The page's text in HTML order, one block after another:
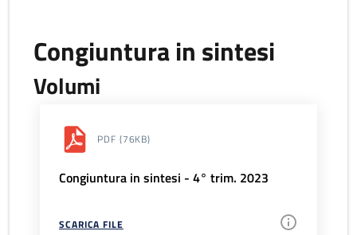
Congiuntura in sintesi
Volumi
PDF (76KB)
Congiuntura in sintesi - 4° trim. 2023
SCARICA FILE